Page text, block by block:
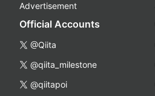
Advertisement
Official Accounts
@Qiita
@qiita_milestone
@qiitapoi